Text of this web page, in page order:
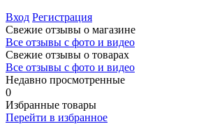
Вход Регистрация
Свежие отзывы о магазине
Все отзывы с фото и видео
Свежие отзывы о товарах
Все отзывы c фото и видео
Недавно просмотренные
0
Избранные товары
Перейти в избранное